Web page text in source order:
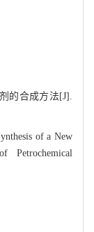
的合成方法[J].
of a New
Petrochemical